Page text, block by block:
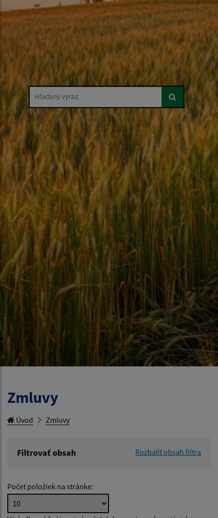
Hľadaný výraz...
Zmluvy
Úvod Zmluvy
Filtrovať obsah
Rozbaliť obsah filtra
Hľadať v:
Počet položiek na stránke: